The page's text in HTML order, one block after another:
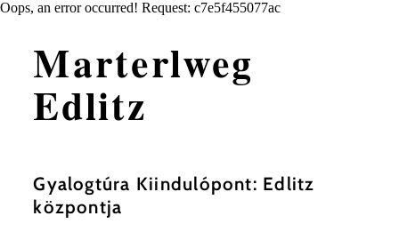
Oops, an error occurred! Request: c7e5f455077ac
Marterlweg
Edlitz
Gyalogtúra Kiindulópont: Edlitz
központja